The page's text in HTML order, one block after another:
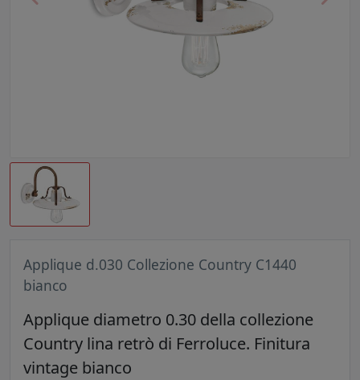
Applique d.030 Collezione Country C1440
bianco
Applique diametro 0.30 della collezione
Country lina retrò di Ferroluce. Finitura
vintage bianco